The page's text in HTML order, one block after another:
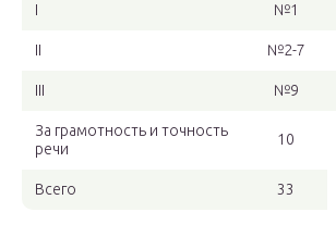
I №1
II №2-7
III №9
За грамотность и точность
речи
10
Всего 33